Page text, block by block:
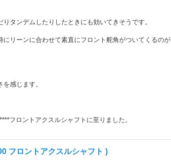
タンデムしたりしたときにも効いてきそうです。
リーンに合わせて素直にフロント舵角がついてくるの
感じます。
フロントアクスルシャフトに至りました。
フロントアクスルシャフト )